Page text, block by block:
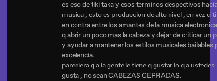
es eso de tiki taka y esos terminos despectivos
musica , esto es produccion de alto nivel , en vez d
en contra entre los amantes de la musica
q abrir un poco mas la cabeza y dejar de criticar un
y ayudar a mantener los estilos musicales bailables
excelencia.
pareciera q a la gente le tiene q gustar lo q a ustedes
gusta , no sean CABEZAS CERRADAS.